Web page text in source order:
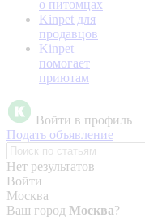
о питомцах
Kinpet для
продавцов
Kinpet
помогает
приютам
Войти в профиль
Подать объявление
Нет результатов
Войти
Москва
Ваш город Москва?